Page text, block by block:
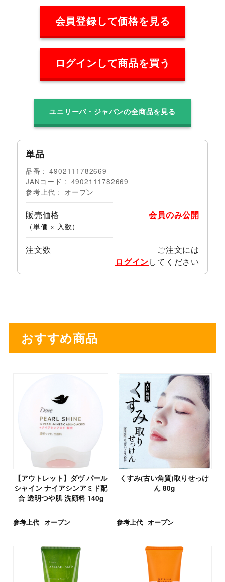
会員登録して価格を見る
ログインして商品を買う
ユニリーバ・ジャパンの全商品を見る
単品
品番
4902111782669
JANコード
4902111782669
参考上代
オープン
販売価格
（単価 × 入数）
会員のみ公開
注文数
ご注文には
ログインしてください
おすすめ商品
【アウトレット】ダヴ パール
シャイン ナイアシンアミド配
合 透明つや肌 洗顔料 140g
参考上代 オープン
くすみ(古い角質)取りせっけ
ん 80g
参考上代 オープン